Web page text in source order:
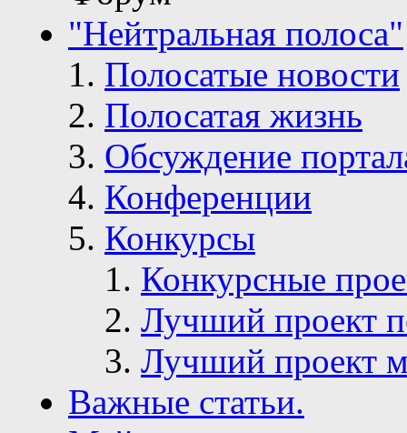
"Нейтральная полоса"
Полосатые новости
Полосатая жизнь
Обсуждение
Конференции
Конкурсы
Конкурсные
Лучший проект
Лучший проект
Важные статьи.